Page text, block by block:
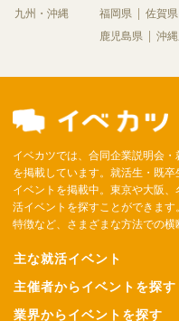
九州・沖縄 福岡県 佐賀県
鹿児島県
沖
イベカツでは、合同企業説明会
を掲載しています。就活生・既
イベントを掲載中。東京や大阪
活イベントを探すことができます
特徴など、さまざまな方法での横
主な就活イベント
主催者からイベントを探す
業界からイベントを探す